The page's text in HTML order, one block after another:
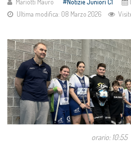
Mariotti Mauro Notizie Juniori C1
Ultima modifica: 08 Marzo 2026
orario: 10:55